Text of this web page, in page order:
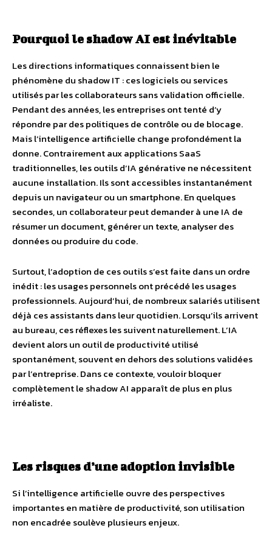
Pourquoi le shadow AI est inévitable
Les directions informatiques connaissent bien le
phénomène du shadow IT : ces logiciels ou services
utilisés par les collaborateurs sans validation officielle.
Pendant des années, les entreprises ont tenté d’y
répondre par des politiques de contrôle ou de blocage.
Mais l’intelligence artificielle change profondément la
donne. Contrairement aux applications SaaS
traditionnelles, les outils d’IA générative ne nécessitent
aucune installation. Ils sont accessibles instantanément
depuis un navigateur ou un smartphone. En quelques
secondes, un collaborateur peut demander à une IA de
résumer un document, générer un texte, analyser des
données ou produire du code.
Surtout, l’adoption de ces outils s’est faite dans un ordre
inédit : les usages personnels ont précédé les usages
professionnels. Aujourd’hui, de nombreux salariés utilisent
déjà ces assistants dans leur quotidien. Lorsqu’ils arrivent
au bureau, ces réflexes les suivent naturellement. L’IA
devient alors un outil de productivité utilisé
spontanément, souvent en dehors des solutions validées
par l’entreprise. Dans ce contexte, vouloir bloquer
complètement le shadow AI apparaît de plus en plus
irréaliste.
Les risques d’une adoption invisible
Si l’intelligence artificielle ouvre des perspectives
importantes en matière de productivité, son utilisation
non encadrée soulève plusieurs enjeux.